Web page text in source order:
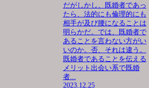
だがしかし、既婚者であっ
たら、法的にも倫理的にも
相手が及び腰になることは
明らかだ。では、既婚者で
あることを言わない方がい
いのか。否、それは違う。
既婚者であることを伝える
メリット出会い系で既婚
者...
2023.12.25